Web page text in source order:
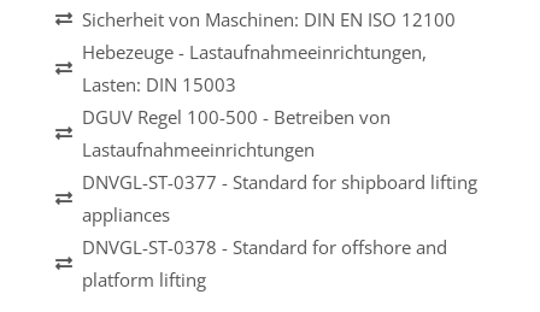
Sicherheit von Maschinen: DIN EN ISO 12100
Hebezeuge - Lastaufnahmeeinrichtungen,
Lasten: DIN 15003
DGUV Regel 100-500 - Betreiben von
Lastaufnahmeeinrichtungen
DNVGL-ST-0377 - Standard for shipboard lifting
appliances
DNVGL-ST-0378 - Standard for offshore and
platform lifting